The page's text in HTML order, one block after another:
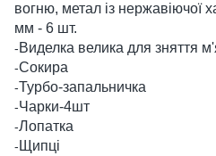
вогню, метал із нержавіючої
мм - 6 шт.
-Виделка велика для зняття
-Сокира
-Турбо-запальничка
-Чарки-4шт
-Лопатка
- Щипці